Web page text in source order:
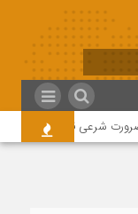
شرعی قانونی و همه در